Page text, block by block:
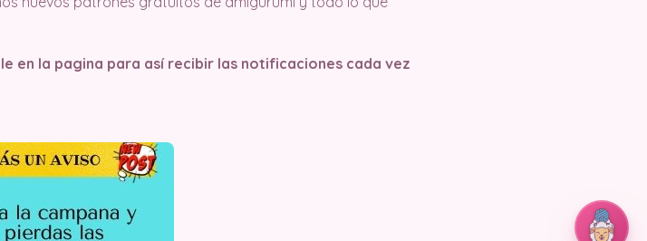
en la pagina para así recibir las notificaciones cada vez